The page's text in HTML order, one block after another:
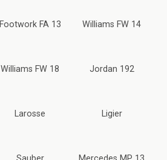
Footwork FA 13 Williams FW 14
Williams FW 18 Jordan 192
Larosse Ligier